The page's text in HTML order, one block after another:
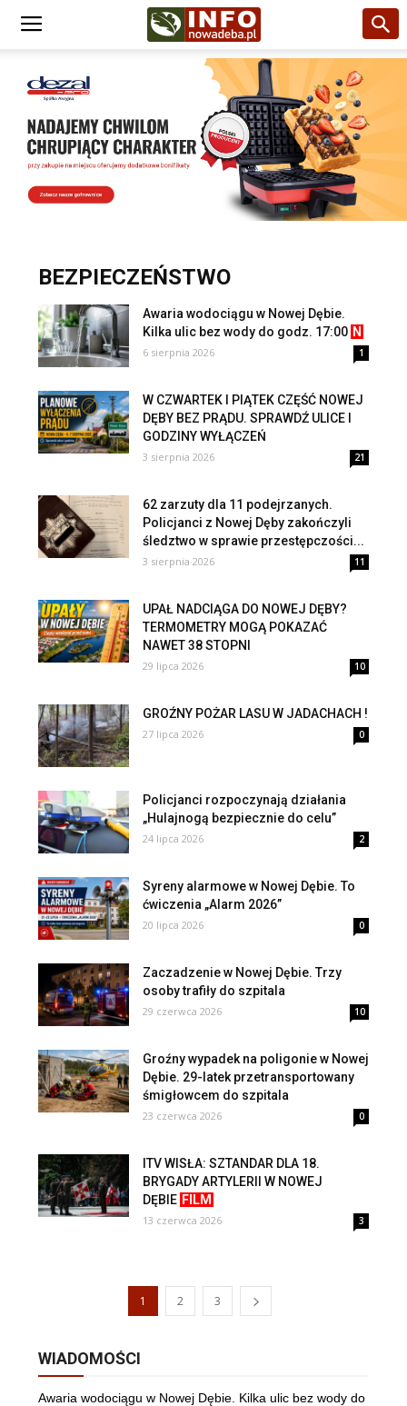
BEZPIECZEŃSTWO
Awaria wodociągu w Nowej Dębie.
Kilka ulic bez wody do godz. 17:00 N
6 sierpnia 2026 1
W CZWARTEK I PIĄTEK CZĘŚĆ NOWEJ
DĘBY BEZ PRĄDU. SPRAWDŹ ULICE I
GODZINY WYŁĄCZEŃ
3 sierpnia 2026 21
62 zarzuty dla 11 podejrzanych.
Policjanci z Nowej Dęby zakończyli
śledztwo w sprawie przestępczości...
3 sierpnia 2026 11
UPAŁ NADCIĄGA DO NOWEJ DĘBY?
TERMOMETRY MOGĄ POKAZAĆ
NAWET 38 STOPNI
29 lipca 2026 10
GROŹNY POŻAR LASU W JADACHACH !
27 lipca 2026 0
Policjanci rozpoczynają działania
„Hulajnogą bezpiecznie do celu”
24 lipca 2026 2
Syreny alarmowe w Nowej Dębie. To
ćwiczenia „Alarm 2026”
20 lipca 2026 0
Zaczadzenie w Nowej Dębie. Trzy
osoby trafiły do szpitala
29 czerwca 2026 10
Groźny wypadek na poligonie w Nowej
Dębie. 29-latek przetransportowany
śmigłowcem do szpitala
23 czerwca 2026 0
ITV WISŁA: SZTANDAR DLA 18.
BRYGADY ARTYLERII W NOWEJ
DĘBIE FILM
13 czerwca 2026 3
1 2 3
WIADOMOŚCI
Awaria wodociągu w Nowej Dębie. Kilka ulic bez wody do